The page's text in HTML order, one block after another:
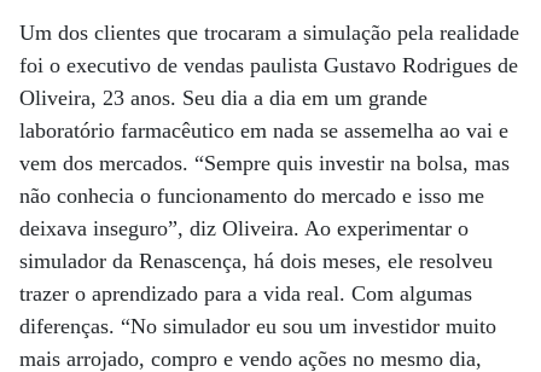
Um dos clientes que trocaram a simulação pela realidade
foi o executivo de vendas paulista Gustavo Rodrigues de
Oliveira, 23 anos. Seu dia a dia em um grande
laboratório farmacêutico em nada se assemelha ao vai e
vem dos mercados. “Sempre quis investir na bolsa, mas
não conhecia o funcionamento do mercado e isso me
deixava inseguro”, diz Oliveira. Ao experimentar o
simulador da Renascença, há dois meses, ele resolveu
trazer o aprendizado para a vida real. Com algumas
diferenças. “No simulador eu sou um investidor muito
mais arrojado, compro e vendo ações no mesmo dia,